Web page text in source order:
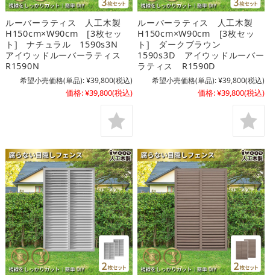
ルーバーラティス 人工木製
H150cm×W90cm [3枚セッ
ト] ナチュラル 1590s3N
アイウッドルーバーラティス
R1590N
希望小売価格(単品):¥39,800(税込)
価格:¥39,800(税込)
ルーバーラティス 人工木製
H150cm×W90cm [3枚セッ
ト] ダークブラウン
1590s3D アイウッドルーバー
ラティス R1590D
希望小売価格(単品):¥39,800(税込)
価格:¥39,800(税込)